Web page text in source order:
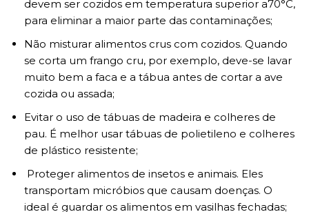
devem ser cozidos em temperatura superior a70°C,
para eliminar a maior parte das contaminações;
Não misturar alimentos crus com cozidos. Quando
se corta um frango cru, por exemplo, deve-se lavar
muito bem a faca e a tábua antes de cortar a ave
cozida ou assada;
Evitar o uso de tábuas de madeira e colheres de
pau. É melhor usar tábuas de polietileno e colheres
de plástico resistente;
Proteger alimentos de insetos e animais. Eles
transportam micróbios que causam doenças. O
ideal é guardar os alimentos em vasilhas fechadas;